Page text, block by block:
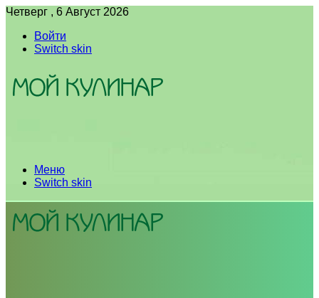
Четверг , 6 Август 2026
Войти
Switch skin
Меню
Switch skin